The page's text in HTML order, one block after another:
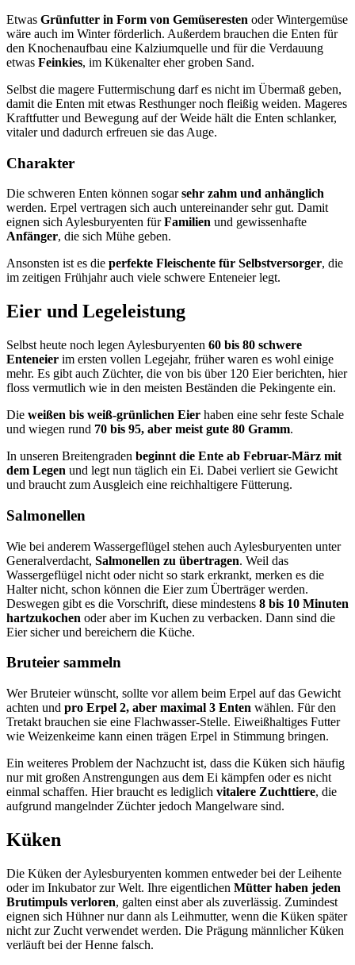
Etwas Grünfutter in Form von Gemüseresten oder Wintergemüse
wäre auch im Winter förderlich. Außerdem brauchen die Enten für
den Knochenaufbau eine Kalziumquelle und für die Verdauung
etwas Feinkies, im Kükenalter eher groben Sand.
Selbst die magere Futtermischung darf es nicht im Übermaß geben,
damit die Enten mit etwas Resthunger noch fleißig weiden. Mageres
Kraftfutter und Bewegung auf der Weide hält die Enten schlanker,
vitaler und dadurch erfreuen sie das Auge.
Charakter
Die schweren Enten können sogarsehr zahm und anhänglich
werden. Erpel vertragen sich auch untereinander sehr gut. Damit
eignen sich Aylesburyenten fürFamilien und gewissenhafte
Anfänger, die sich Mühe geben.
Ansonsten ist es die perfekte Fleischente für Selbstversorger, die
im zeitigen Frühjahr auch viele schwere Enteneier legt.
Eier und Legeleistung
Selbst heute noch legen Aylesburyenten 60 bis 80 schwere
Enteneier im ersten vollen Legejahr, früher waren es wohl einige
mehr. Es gibt auch Züchter, die von bis über 120 Eier berichten, hier
floss vermutlich wie in den meisten Beständen die Pekingente ein.
Die weißen bis weiß-grünlichen Eier haben eine sehr feste Schale
und wiegen rund 70 bis 95, aber meist gute 80 Gramm.
In unseren Breitengraden beginnt die Ente ab Februar-März mit
dem Legen und legt nun täglich ein Ei. Dabei verliert sie Gewicht
und braucht zum Ausgleich eine reichhaltigere Fütterung.
Salmonellen
Wie bei anderem Wassergeflügel stehen auch Aylesburyenten unter
Generalverdacht, Salmonellen zu übertragen. Weil das
Wassergeflügel nicht oder nicht so stark erkrankt, merken es die
Halter nicht, schon können die Eier zum Überträger werden.
Deswegen gibt es die Vorschrift, diese mindestens 8 bis 10 Minuten
hartzukochen oder aber im Kuchen zu verbacken. Dann sind die
Eier sicher und bereichern die Küche.
Bruteier sammeln
Wer Bruteier wünscht, sollte vor allem beim Erpel auf das Gewicht
achten und pro Erpel 2, aber maximal 3 Enten wählen. Für den
Tretakt brauchen sie eine Flachwasser-Stelle. Eiweißhaltiges Futter
wie Weizenkeime kann einen trägen Erpel in Stimmung bringen.
Ein weiteres Problem der Nachzucht ist, dass die Küken sich häufig
nur mit großen Anstrengungen aus dem Ei kämpfen oder es nicht
einmal schaffen. Hier braucht es lediglich vitalere Zuchttiere, die
aufgrund mangelnder Züchter jedoch Mangelware sind.
Küken
Die Küken der Aylesburyenten kommen entweder bei der Leihente
oder im Inkubator zur Welt. Ihre eigentlichen Mütter haben jeden
Brutimpuls verloren, galten einst aber als zuverlässig. Zumindest
eignen sich Hühner nur dann als Leihmutter, wenn die Küken später
nicht zur Zucht verwendet werden. Die Prägung männlicher Küken
verläuft bei der Henne falsch.